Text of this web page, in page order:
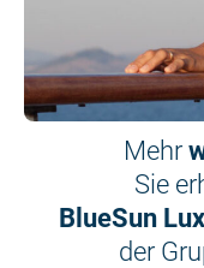
Mehr
Sie
BlueSun
der